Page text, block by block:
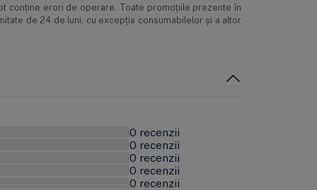
conţine erori de operare. Toate promoţiile prezente în
de 24 de luni, cu excepția consumabilelor și a altor
0 recenzii
0 recenzii
0 recenzii
0 recenzii
0 recenzii